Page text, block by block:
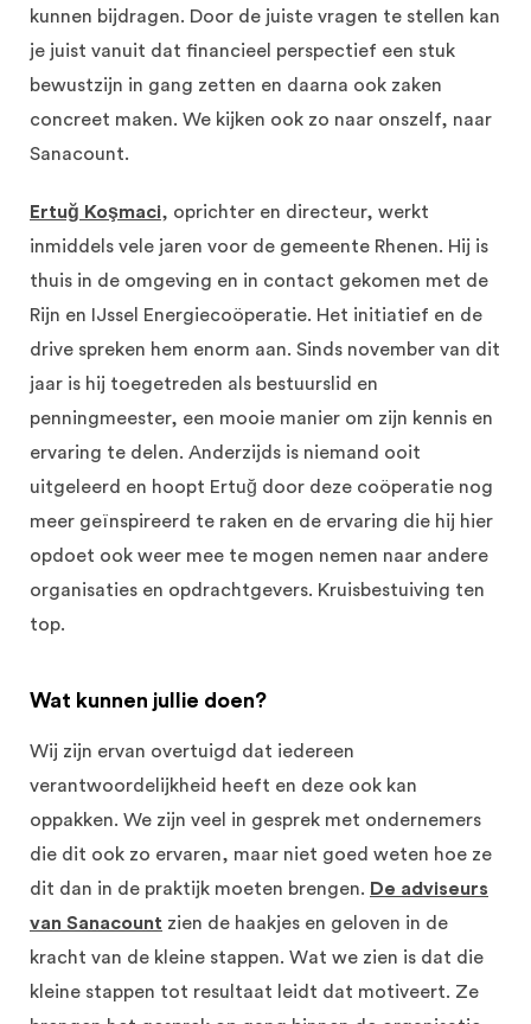
kunnen bijdragen. Door de juiste vragen te stellen kan
je juist vanuit dat financieel perspectief een stuk
bewustzijn in gang zetten en daarna ook zaken
concreet maken. We kijken ook zo naar onszelf, naar
Sanacount.
Ertuğ Koşmaci, oprichter en directeur, werkt
inmiddels vele jaren voor de gemeente Rhenen. Hij is
thuis in de omgeving en in contact gekomen met de
Rijn en IJssel Energiecoöperatie. Het initiatief en de
drive spreken hem enorm aan. Sinds november van dit
jaar is hij toegetreden als bestuurslid en
penningmeester, een mooie manier om zijn kennis en
ervaring te delen. Anderzijds is niemand ooit
uitgeleerd en hoopt Ertuğ door deze coöperatie nog
meer geïnspireerd te raken en de ervaring die hij hier
opdoet ook weer mee te mogen nemen naar andere
organisaties en opdrachtgevers. Kruisbestuiving ten
top.
Wat kunnen jullie doen?
Wij zijn ervan overtuigd dat iedereen
verantwoordelijkheid heeft en deze ook kan
oppakken. We zijn veel in gesprek met ondernemers
die dit ook zo ervaren, maar niet goed weten hoe ze
dit dan in de praktijk moeten brengen. De adviseurs
van Sanacount zien de haakjes en geloven in de
kracht van de kleine stappen. Wat we zien is dat die
kleine stappen tot resultaat leidt dat motiveert. Ze